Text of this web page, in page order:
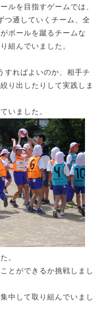
ルを目指すゲームでは、
つ通していくチーム、全
ボールを蹴るチームな
組んでいました。
すればよいのか、相手チ
り出したりして実践しま
いました。
。
とができるか挑戦しまし
中して取り組んでいまし